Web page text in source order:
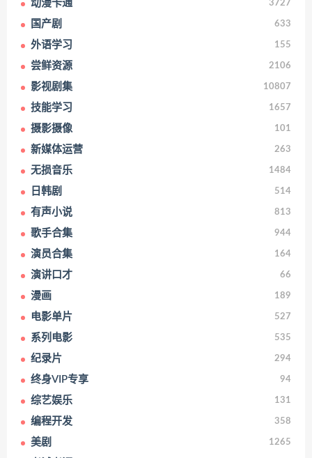
动漫卡通 3727
国产剧 633
外语学习 155
尝鲜资源 2106
影视剧集 10807
技能学习 1657
摄影摄像 101
新媒体运营 263
无损音乐 1484
日韩剧 514
有声小说 813
歌手合集 944
演员合集 164
演讲口才 66
漫画 189
电影单片 527
系列电影 535
纪录片 294
终身VIP专享 94
综艺娱乐 131
编程开发 358
美剧 1265